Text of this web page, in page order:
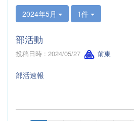
2024年5月 1件
部活動
投稿日時 : 2024/05/27 前東
部活速報